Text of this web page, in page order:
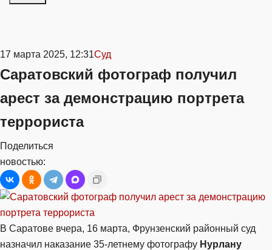
17 марта 2025, 12:31Суд
Саратовский фотограф получил
арест за демонстрацию портрета
террориста
Поделиться
новостью:
В Саратове вчера, 16 марта, Фрунзенский районный суд
назначил наказание 35-летнему фотографу Нурлану